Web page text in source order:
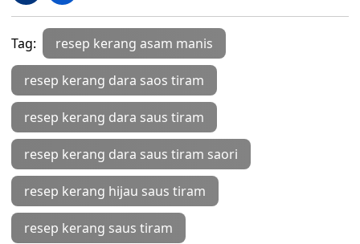
Tag: resep kerang asam manis
resep kerang dara saos tiram
resep kerang dara saus tiram
resep kerang dara saus tiram saori
resep kerang hijau saus tiram
resep kerang saus tiram